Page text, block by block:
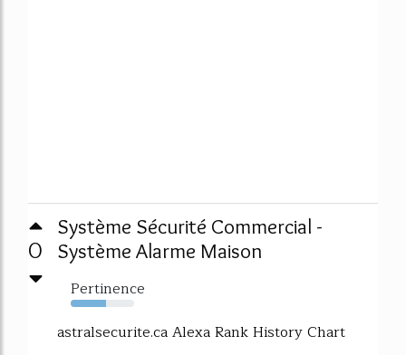
0
Système Sécurité Commercial -
Système Alarme Maison
Pertinence
56%
astralsecurite.ca Alexa Rank History Chart